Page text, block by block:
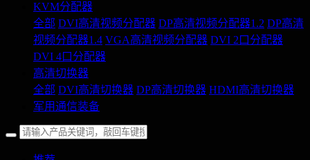
KVM分配器
全部 DVI高清视频分配器 DP高清视频分配器1.2 DP高清
视频分配器1.4 VGA高清视频分配器 DVI 2口分配器
DVI 4口分配器
高清切换器
全部 DVI高清切换器 DP高清切换器 HDMI高清切换器
军用通信装备